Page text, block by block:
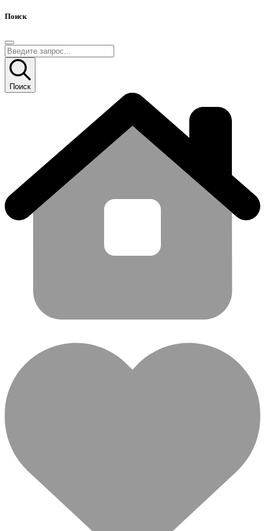
Поиск
Поиск